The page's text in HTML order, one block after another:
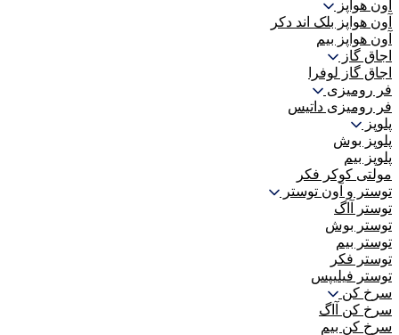
آون هواپز
آون هواپز بلک اند دکر
آون هواپز بیم
اجاق گاز
اجاق گاز لوفرا
فر رومیزی
فر رومیزی داتیس
پلوپز
پلوپز بوش
پلوپز بیم
مولتی کوکر فکر
توستر و آون توستر
توستر آاگ
توستر بوش
توستر بیم
توستر فکر
توستر فیلیپس
سرخ کن
سرخ کن آاگ
سرخ کن بیم